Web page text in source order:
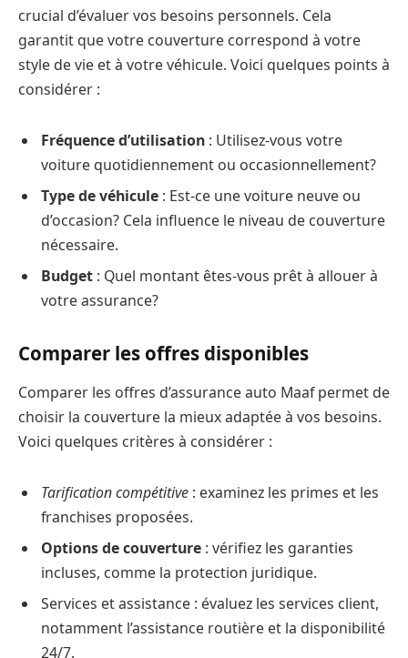
crucial d’évaluer vos besoins personnels. Cela
garantit que votre couverture correspond à votre
style de vie et à votre véhicule. Voici quelques points à
considérer :
Fréquence d’utilisation : Utilisez-vous votre
voiture quotidiennement ou occasionnellement?
Type de véhicule : Est-ce une voiture neuve ou
d’occasion? Cela influence le niveau de couverture
nécessaire.
Budget : Quel montant êtes-vous prêt à allouer à
votre assurance?
Comparer les offres disponibles
Comparer les offres d’assurance auto Maaf permet de
choisir la couverture la mieux adaptée à vos besoins.
Voici quelques critères à considérer :
Tarification compétitive : examinez les primes et les
franchises proposées.
Options de couverture : vérifiez les garanties
incluses, comme la protection juridique.
Services et assistance : évaluez les services client,
notamment l’assistance routière et la disponibilité
24/7.